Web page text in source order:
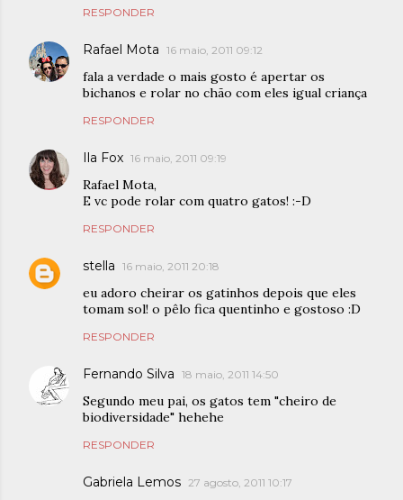
RESPONDER
Rafael Mota 16 maio, 2011 09:12
fala a verdade o mais gosto é apertar os
bichanos e rolar no chão com eles igual criança
RESPONDER
Ila Fox 16 maio, 2011 09:19
Rafael Mota,
E vc pode rolar com quatro gatos! :-D
RESPONDER
stella 16 maio, 2011 20:18
eu adoro cheirar os gatinhos depois que eles
tomam sol! o pêlo fica quentinho e gostoso :D
RESPONDER
Fernando Silva 18 maio, 2011 14:50
Segundo meu pai, os gatos tem "cheiro de
biodiversidade" hehehe
RESPONDER
Gabriela Lemos 27 agosto, 2011 10:17